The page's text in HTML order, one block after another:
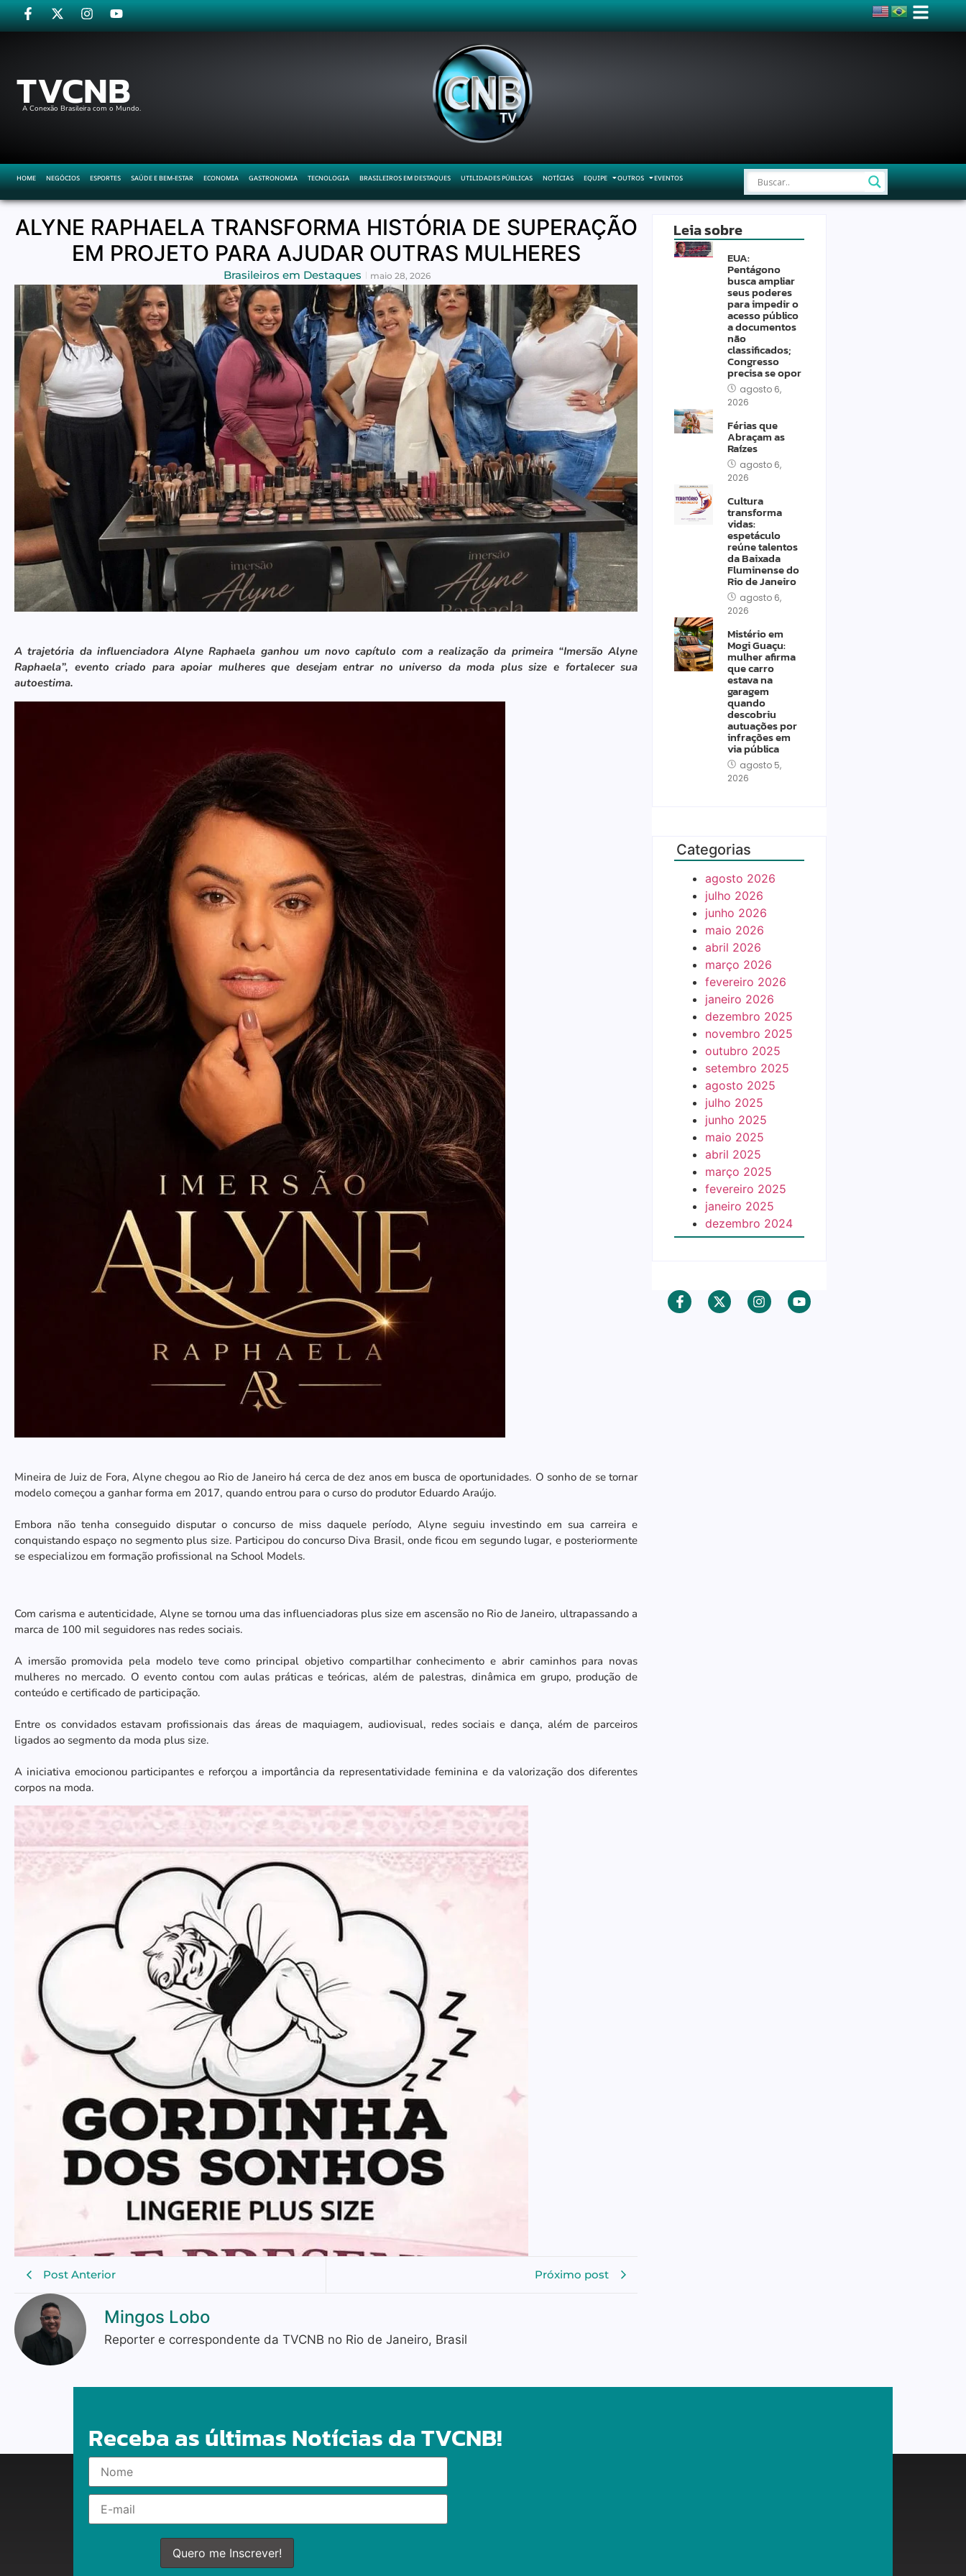
TVCNB
A Conexão Brasileira com o Mundo.
HOME NEGÓCIOS ESPORTES SAÚDE E BEM-ESTAR ECONOMIA GASTRONOMIA TECNOLOGIA BRASILEIROS EM DESTAQUES UTILIDADES PÚBLICAS NOTÍCIAS EQUIPE OUTROS EVENTOS
ALYNE RAPHAELA TRANSFORMA HISTÓRIA DE SUPERAÇÃO
EM PROJETO PARA AJUDAR OUTRAS MULHERES
Brasileiros em Destaques maio 28, 2026
A trajetória da influenciadora Alyne Raphaela ganhou um novo capítulo com a realização da primeira “Imersão Alyne
Raphaela”, evento criado para apoiar mulheres que desejam entrar no universo da moda plus size e fortalecer sua
autoestima.
Mineira de Juiz de Fora, Alyne chegou ao Rio de Janeiro há cerca de dez anos em busca de oportunidades. O sonho de se tornar
modelo começou a ganhar forma em 2017, quando entrou para o curso do produtor Eduardo Araújo.
Embora não tenha conseguido disputar o concurso de miss daquele período, Alyne seguiu investindo em sua carreira e
conquistando espaço no segmento plus size. Participou do concurso Diva Brasil, onde ficou em segundo lugar, e posteriormente
se especializou em formação profissional na School Models.
Com carisma e autenticidade, Alyne se tornou uma das influenciadoras plus size em ascensão no Rio de Janeiro, ultrapassando a
marca de 100 mil seguidores nas redes sociais.
A imersão promovida pela modelo teve como principal objetivo compartilhar conhecimento e abrir caminhos para novas
mulheres no mercado. O evento contou com aulas práticas e teóricas, além de palestras, dinâmica em grupo, produção de
conteúdo e certificado de participação.
Entre os convidados estavam profissionais das áreas de maquiagem, audiovisual, redes sociais e dança, além de parceiros
ligados ao segmento da moda plus size.
A iniciativa emocionou participantes e reforçou a importância da representatividade feminina e da valorização dos diferentes
corpos na moda.
Post Anterior Próximo post
Mingos Lobo
Reporter e correspondente da TVCNB no Rio de Janeiro, Brasil
Leia sobre
EUA:
Pentágono
busca ampliar
seus poderes
para impedir o
acesso público
a documentos
não
classificados;
Congresso
precisa se opor
agosto 6,
2026
Férias que
Abraçam as
Raízes
agosto 6,
2026
Cultura
transforma
vidas:
espetáculo
reúne talentos
da Baixada
Fluminense do
Rio de Janeiro
agosto 6,
2026
Mistério em
Mogi Guaçu:
mulher afirma
que carro
estava na
garagem
quando
descobriu
autuações por
infrações em
via pública
agosto 5,
2026
Categorias
agosto 2026
julho 2026
junho 2026
maio 2026
abril 2026
março 2026
fevereiro 2026
janeiro 2026
dezembro 2025
novembro 2025
outubro 2025
setembro 2025
agosto 2025
julho 2025
junho 2025
maio 2025
abril 2025
março 2025
fevereiro 2025
janeiro 2025
dezembro 2024
Receba as últimas Notícias da TVCNB!